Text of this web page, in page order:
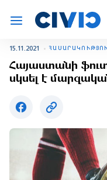
15.11.2021
Հայաստանի
սկսել է